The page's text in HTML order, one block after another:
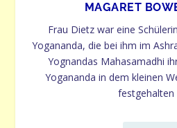
MAGARET
Frau Dietz war eine
Yogananda, die bei ihm im
Yognandas Mahasamadhi
Yogananda in dem kleinen
festgehalten